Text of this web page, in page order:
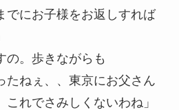
にお子様をお返しすれば
。歩きながらも
ねぇ、、東京にお父さん
れでさみしくないわね」